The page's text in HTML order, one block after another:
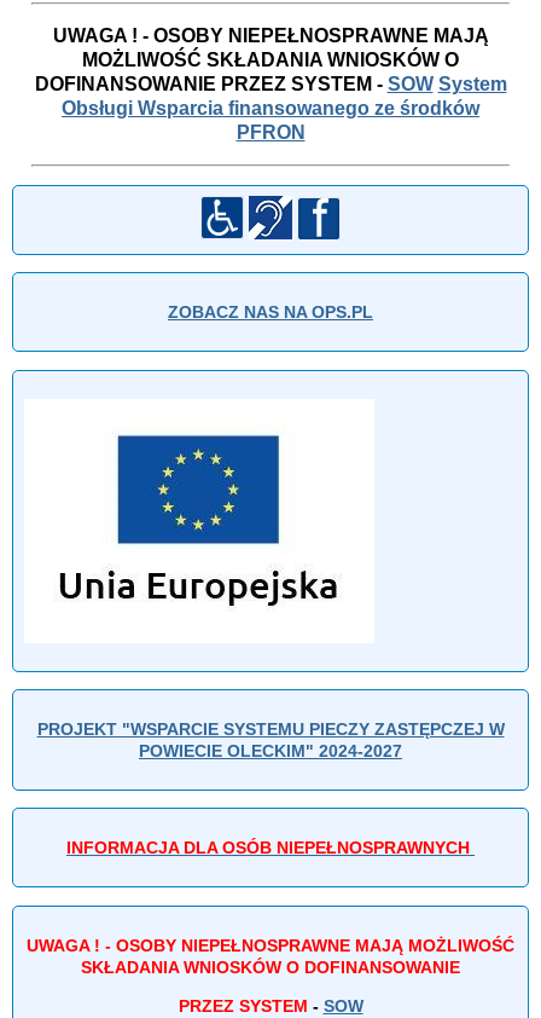
UWAGA ! - OSOBY NIEPEŁNOSPRAWNE MAJĄ
MOŻLIWOŚĆ SKŁADANIA WNIOSKÓW O
DOFINANSOWANIE PRZEZ SYSTEM - SOW System
Obsługi Wsparcia finansowanego ze środków
PFRON
ZOBACZ NAS NA OPS.PL
PROJEKT "WSPARCIE SYSTEMU PIECZY ZASTĘPCZEJ W
POWIECIE OLECKIM" 2024-2027
INFORMACJA DLA OSÓB NIEPEŁNOSPRAWNYCH
UWAGA ! - OSOBY NIEPEŁNOSPRAWNE MAJĄ MOŻLIWOŚĆ
SKŁADANIA WNIOSKÓW O DOFINANSOWANIE
PRZEZ SYSTEM - SOW